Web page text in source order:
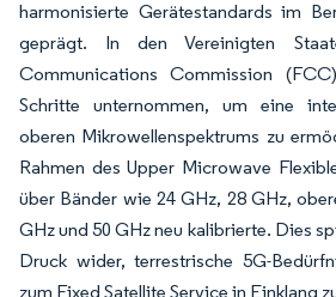
harmonisierte Gerätestandards im
geprägt. In den Vereinigten
Communications Commission
Schritte unternommen, um eine
oberen Mikrowellenspektrums zu
Rahmen des Upper Microwave
über Bänder wie 24 GHz, 28 GHz,
GHz und 50 GHz neu kalibrierte. Dies
Druck wider, terrestrische 5G-
zum Fixed Satellite Service in Einklang